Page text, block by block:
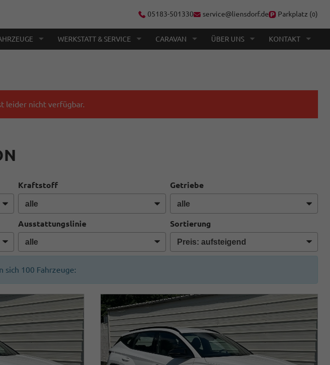
05183-501330 service@liensdorf.de Parkplatz (0)
WERKSTATT & SERVICE CARAVAN ÜBER UNS KONTAKT
leider nicht verfügbar.
Kraftstoff Getriebe
Ausstattungslinie Sortierung
sich 100 Fahrzeuge: